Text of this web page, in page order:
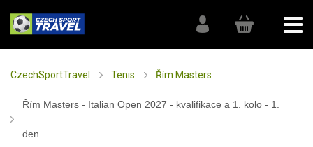
CzechSportTravel Tenis Řím Masters
Řím Masters - Italian Open 2027 - kvalifikace a 1. kolo - 1.
den